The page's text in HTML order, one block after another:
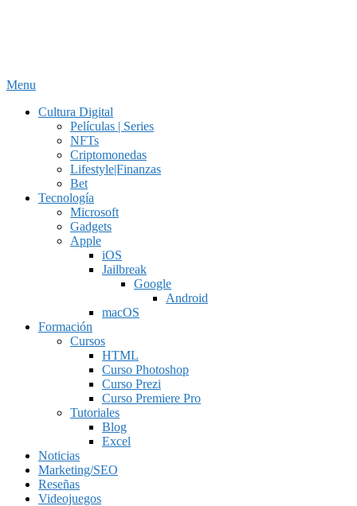
Menu
Cultura Digital
Películas | Series
NFTs
Criptomonedas
Lifestyle|Finanzas
Bet
Tecnología
Microsoft
Gadgets
Apple
iOS
Jailbreak
Google
Android
macOS
Formación
Cursos
HTML
Curso Photoshop
Curso Prezi
Curso Premiere Pro
Tutoriales
Blog
Excel
Noticias
Marketing/SEO
Reseñas
Videojuegos